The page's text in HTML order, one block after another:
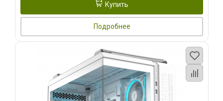
Купить
Подробнее